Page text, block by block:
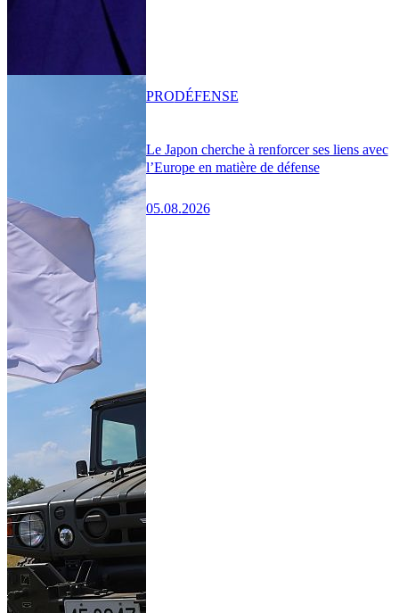
Le Japon cherche à renforcer ses liens avec
l’Europe en matière de défense
05.08.2026
PRODÉFENSE